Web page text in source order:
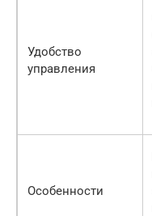
Удобство
управления
Особенности